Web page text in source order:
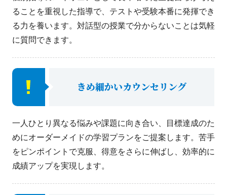
ることを重視した指導で、テストや受験本番に発揮でき
る力を養います。対話型の授業で分からないことは気軽
に質問できます。
きめ細かいカウンセリング
一人ひとり異なる悩みや課題に向き合い、目標達成のた
めにオーダーメイドの学習プランをご提案します。苦手
をピンポイントで克服、得意をさらに伸ばし、効率的に
成績アップを実現します。